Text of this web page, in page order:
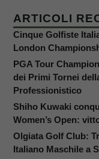
ARTICOLI
Cinque Golfiste
London
PGA Tour
dei Primi Tornei
Professionistico
Shiho Kuwaki
Women’s Open:
Olgiata Golf Club:
Italiano Maschile a